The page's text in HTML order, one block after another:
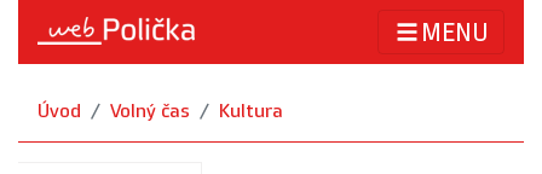
MENU
Úvod Volný čas Kultura